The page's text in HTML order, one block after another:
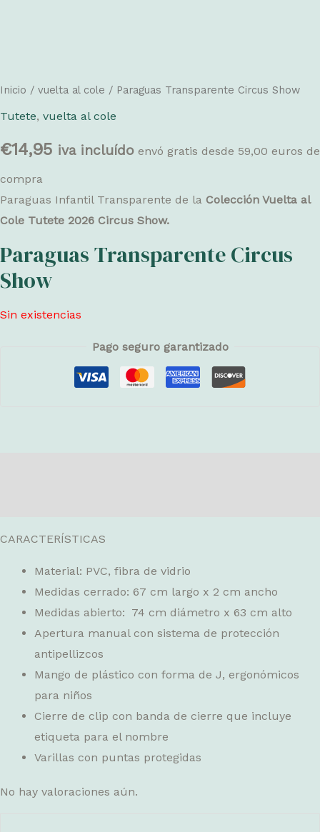
Inicio / vuelta al cole / Paraguas Transparente Circus Show
Tutete, vuelta al cole
€14,95 iva incluído envó gratis desde 59,00 euros de
compra
Paraguas Infantil Transparente de la Colección Vuelta al
Cole Tutete 2026 Circus Show.
Paraguas Transparente Circus
Show
Sin existencias
Pago seguro garantizado
CARACTERÍSTICAS
Material: PVC, fibra de vidrio
Medidas cerrado: 67 cm largo x 2 cm ancho
Medidas abierto: 74 cm diámetro x 63 cm alto
Apertura manual con sistema de protección
antipellizcos
Mango de plástico con forma de J, ergonómicos
para niños
Cierre de clip con banda de cierre que incluye
etiqueta para el nombre
Varillas con puntas protegidas
No hay valoraciones aún.